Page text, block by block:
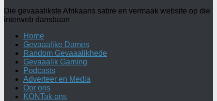
Die gevaaalikste Afrikaans satire en vermaak website op die
interweb dansbaan
Home
Gevaaalike Dames
Random Gevaaalikhede
Gevaaalik Gaming
Podcasts
Adverteer en Media
Oor ons
KONTak ons